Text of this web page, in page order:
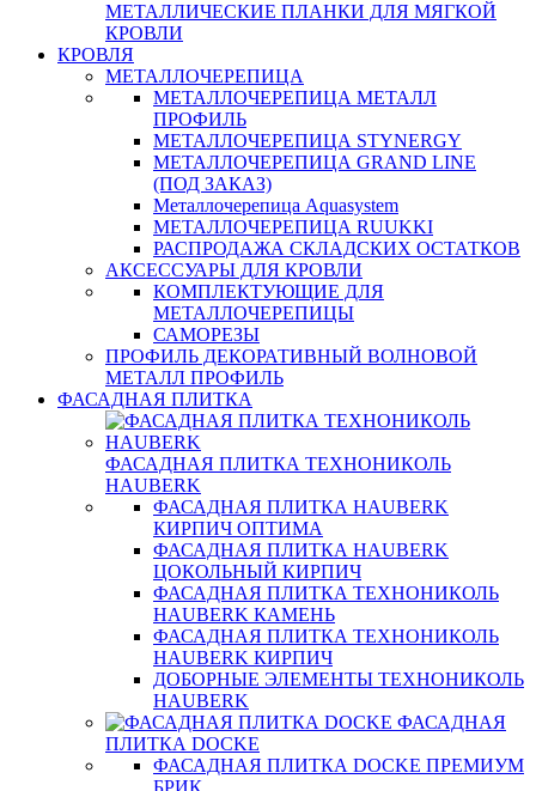
МЕТАЛЛИЧЕСКИЕ ПЛАНКИ ДЛЯ МЯГКОЙ
КРОВЛИ
КРОВЛЯ
МЕТАЛЛОЧЕРЕПИЦА
МЕТАЛЛОЧЕРЕПИЦА МЕТАЛЛ
ПРОФИЛЬ
МЕТАЛЛОЧЕРЕПИЦА STYNERGY
МЕТАЛЛОЧЕРЕПИЦА GRAND LINE
(ПОД ЗАКАЗ)
Металлочерепица Aquasystem
МЕТАЛЛОЧЕРЕПИЦА RUUKKI
РАСПРОДАЖА СКЛАДСКИХ ОСТАТКОВ
АКСЕССУАРЫ ДЛЯ КРОВЛИ
КОМПЛЕКТУЮЩИЕ ДЛЯ
МЕТАЛЛОЧЕРЕПИЦЫ
САМОРЕЗЫ
ПРОФИЛЬ ДЕКОРАТИВНЫЙ ВОЛНОВОЙ
МЕТАЛЛ ПРОФИЛЬ
ФАСАДНАЯ ПЛИТКА
ФАСАДНАЯ ПЛИТКА ТЕХНОНИКОЛЬ
HAUBERK
ФАСАДНАЯ ПЛИТКА HAUBERK
КИРПИЧ ОПТИМА
ФАСАДНАЯ ПЛИТКА HAUBERK
ЦОКОЛЬНЫЙ КИРПИЧ
ФАСАДНАЯ ПЛИТКА ТЕХНОНИКОЛЬ
HAUBERK КАМЕНЬ
ФАСАДНАЯ ПЛИТКА ТЕХНОНИКОЛЬ
HAUBERK КИРПИЧ
ДОБОРНЫЕ ЭЛЕМЕНТЫ ТЕХНОНИКОЛЬ
HAUBERK
ФАСАДНАЯ
ПЛИТКА DOCKE
ФАСАДНАЯ ПЛИТКА DOCKE ПРЕМИУМ
БРИК